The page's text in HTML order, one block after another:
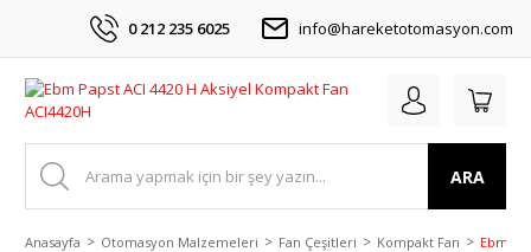
0 212 235 6025 info@hareketotomasyon.com
ARA
Anasayfa Otomasyon Malzemeleri Fan Çeşitleri Kompakt Fan Ebm